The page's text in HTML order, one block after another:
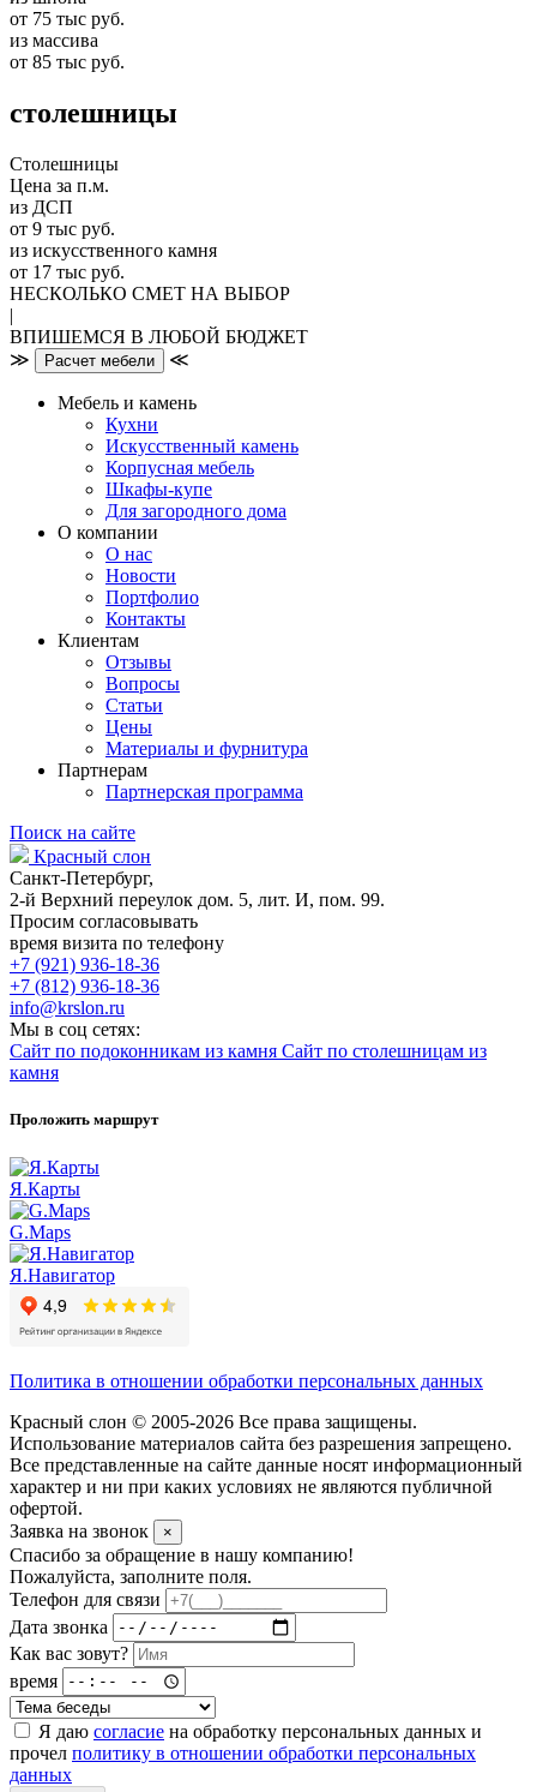
от 75 тыс руб.
из массива
от 85 тыс руб.
столешницы
Столешницы
Цена за п.м.
из ДСП
от 9 тыс руб.
из искусственного камня
от 17 тыс руб.
НЕСКОЛЬКО СМЕТ НА ВЫБОР
|
ВПИШЕМСЯ В ЛЮБОЙ БЮДЖЕТ
≫
Расчет мебели ≪
Мебель и камень
Кухни
Искусственный камень
Корпусная мебель
Шкафы-купе
Для загородного дома
О компании
О нас
Новости
Портфолио
Контакты
Клиентам
Отзывы
Вопросы
Статьи
Цены
Материалы и фурнитура
Партнерам
Партнерская программа
Поиск на сайте
Красный слон
Санкт-Петербург,
2-й Верхний переулок дом. 5, лит. И, пом. 99.
Просим согласовывать
время визита по телефону
+7 (921) 936-18-36
+7 (812) 936-18-36
info@krslon.ru
Мы в соц сетях:
Сайт по подоконникам из камня Сайт по столешницам из
камня
Проложить маршрут
Я.Карты
G.Maps
Я.Навигатор
Политика в отношении обработки персональных данных
Красный слон © 2005-2026 Все права защищены.
Использование материалов сайта без разрешения запрещено.
Все представленные на сайте данные носят информационный
характер и ни при каких условиях не являются публичной
офертой.
Заявка на звонок
×
Спасибо за обращение в нашу компанию!
Пожалуйста, заполните поля.
Телефон для связи
Дата звонка
Как вас зовут?
время
Я даю согласие на обработку персональных данных и
прочел политику в отношении обработки персональных
данных